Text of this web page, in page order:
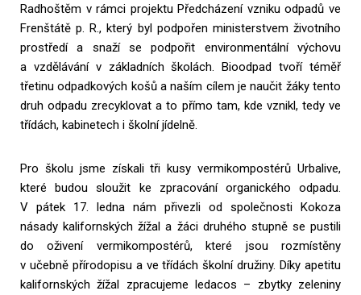
Radhoštěm v rámci projektu Předcházení vzniku odpadů ve
Frenštátě p. R., který byl podpořen ministerstvem životního
prostředí a snaží se podpořit environmentální výchovu
a vzdělávání v základních školách. Bioodpad tvoří téměř
třetinu odpadkových košů a naším cílem je naučit žáky tento
druh odpadu zrecyklovat a to přímo tam, kde vznikl, tedy ve
třídách, kabinetech i školní jídelně.
Pro školu jsme získali tři kusy vermikompostérů Urbalive,
které budou sloužit ke zpracování organického odpadu.
V pátek 17. ledna nám přivezli od společnosti Kokoza
násady kalifornských žížal a žáci druhého stupně se pustili
do oživení vermikompostérů, které jsou rozmístěny
v učebně přírodopisu a ve třídách školní družiny. Díky apetitu
kalifornských žížal zpracujeme ledacos – zbytky zeleniny